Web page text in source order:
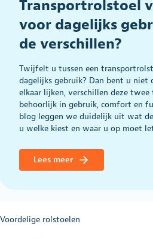
Transportrolstoel
voor dagelijks
de verschillen?
Twijfelt u tussen een
dagelijks gebruik? Dan bent u niet
elkaar lijken, verschillen deze
behoorlijk in gebruik, comfort en
blog leggen we duidelijk uit wat
u welke kiest en waar u op moet
Lees meer
Voordelige rolstoelen